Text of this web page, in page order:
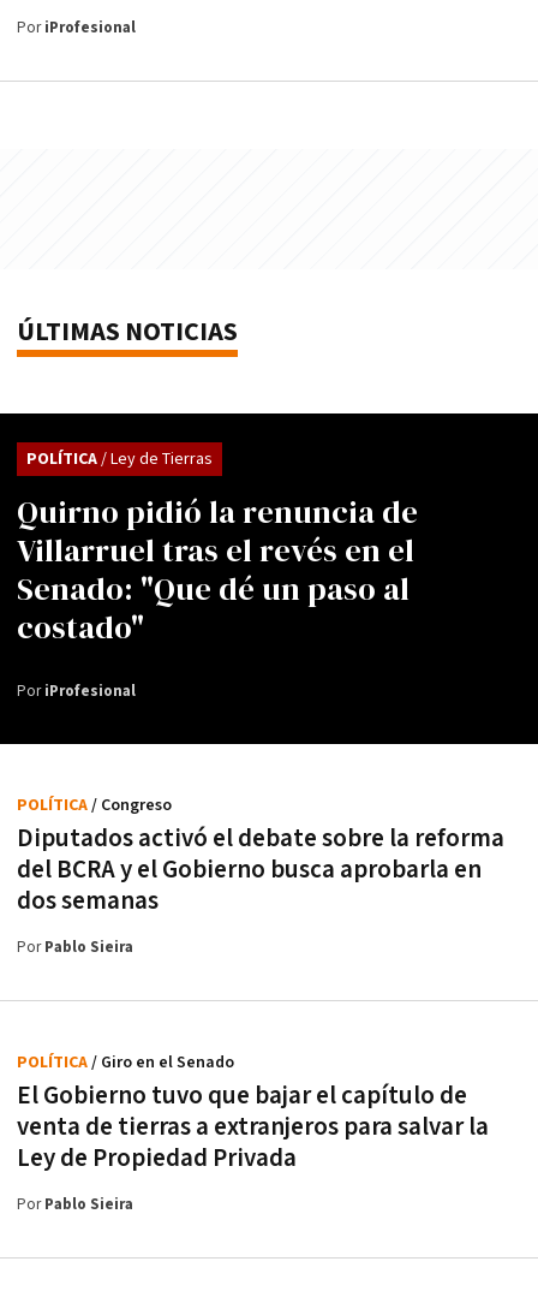
PoriProfesional
ÚLTIMAS NOTICIAS
Quirno pidió la renuncia de
Villarruel tras el revés en el
Senado: "Que dé un paso al
costado"
POLÍTICA/ Ley de Tierras
PoriProfesional
Diputados activó el debate sobre la reforma
del BCRA y el Gobierno busca aprobarla en
dos semanas
POLÍTICA/ Congreso
PorPablo Sieira
El Gobierno tuvo que bajar el capítulo de
venta de tierras a extranjeros para salvar la
Ley de Propiedad Privada
POLÍTICA/ Giro en el Senado
PorPablo Sieira